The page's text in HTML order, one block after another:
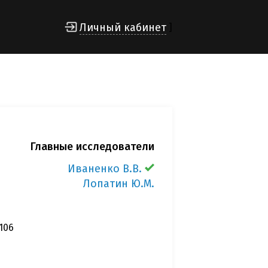
Личный кабинет
Главные исследователи
Иваненко В.В.
Лопатин Ю.М.